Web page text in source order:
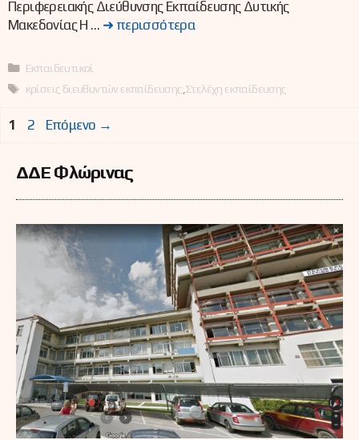
Περιφερειακής Διεύθυνσης Εκπαίδευσης Δυτικής
Μακεδονίας Η … ➜ περισσότερα
Κατηγορίες
Εκπαιδευτικοί
Ετικέτες
κρίσεις διευθυντών εκπαίδευσης Στελέχη εκπαίδευσης
Σελίδα
1 Σελίδα
2 Επόμενο →
ΔΔΕ Φλώρινας